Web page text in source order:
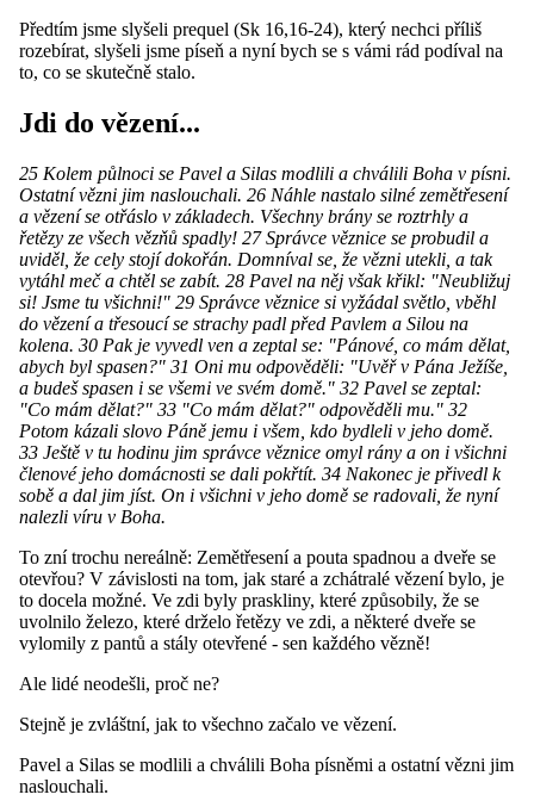
Předtím jsme slyšeli prequel (Sk 16,16-24), který nechci příliš
rozebírat, slyšeli jsme píseň a nyní bych se s vámi rád podíval na
to, co se skutečně stalo.
Jdi do vězení...
25 Kolem půlnoci se Pavel a Silas modlili a chválili Boha v písni.
Ostatní vězni jim naslouchali. 26 Náhle nastalo silné zemětřesení
a vězení se otřáslo v základech. Všechny brány se roztrhly a
řetězy ze všech vězňů spadly! 27 Správce věznice se probudil a
uviděl, že cely stojí dokořán. Domníval se, že vězni utekli, a tak
vytáhl meč a chtěl se zabít. 28 Pavel na něj však křikl: "Neubližuj
si! Jsme tu všichni!" 29 Správce věznice si vyžádal světlo, vběhl
do vězení a třesoucí se strachy padl před Pavlem a Silou na
kolena. 30 Pak je vyvedl ven a zeptal se: "Pánové, co mám dělat,
abych byl spasen?" 31 Oni mu odpověděli: "Uvěř v Pána Ježíše,
a budeš spasen i se všemi ve svém domě." 32 Pavel se zeptal:
"Co mám dělat?" 33 "Co mám dělat?" odpověděli mu." 32
Potom kázali slovo Páně jemu i všem, kdo bydleli v jeho domě.
33 Ještě v tu hodinu jim správce věznice omyl rány a on i všichni
členové jeho domácnosti se dali pokřtít. 34 Nakonec je přivedl k
sobě a dal jim jíst. On i všichni v jeho domě se radovali, že nyní
nalezli víru v Boha.
To zní trochu nereálně: Zemětřesení a pouta spadnou a dveře se
otevřou? V závislosti na tom, jak staré a zchátralé vězení bylo, je
to docela možné. Ve zdi byly praskliny, které způsobily, že se
uvolnilo železo, které drželo řetězy ve zdi, a některé dveře se
vylomily z pantů a stály otevřené - sen každého vězně!
Ale lidé neodešli, proč ne?
Stejně je zvláštní, jak to všechno začalo ve vězení.
Pavel a Silas se modlili a chválili Boha písněmi a ostatní vězni jim
naslouchali.